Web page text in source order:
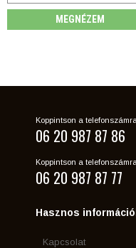
MEGNÉZEM
Koppintson a
06 20 987 87 86
Koppintson a
06 20 987 87 77
Hasznos
Kapcsolat